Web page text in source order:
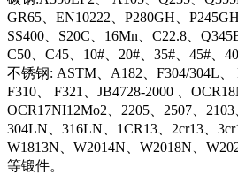
GR65、EN10222、P280GH、
SS400、S20C、16Mn、C22.8、
C50、C45、10#、20#、35#、45#、
不锈钢: ASTM、A182、F304/304L、
F310、 F321、JB4728-2000 、
OCR17NI12Mo2、2205、2507、2103
304LN、316LN、1CR13、2cr13、
W1813N、W2014N、W2018N、
等锻件。